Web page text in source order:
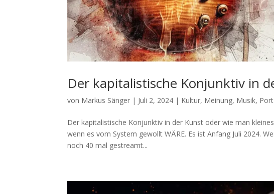
Der kapitalistische Konjunktiv in
von Markus Sänger | Juli 2, 2024 | Kultur, Meinung, Musik,
Der kapitalistische Konjunktiv in der Kunst oder wie man
wenn es vom System gewollt WÄRE. Es ist Anfang Juli 2024.
noch 40 mal gestreamt...